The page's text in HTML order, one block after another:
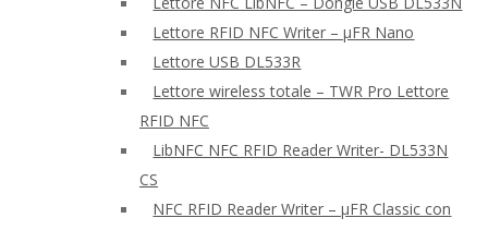
Lettore RFID NFC Writer – μFR Nano
Lettore USB DL533R
Lettore wireless totale – TWR Pro Lettore
RFID NFC
LibNFC NFC RFID Reader Writer- DL533N
CS
NFC RFID Reader Writer – μFR Classic con